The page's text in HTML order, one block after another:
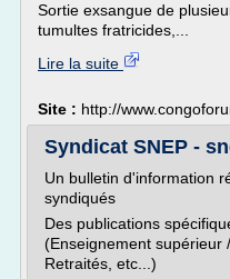
Sortie exsangue de
tumultes fratricides,...
Lire la suite
Site : http://
Syndicat SNEP -
Un bulletin d'information
syndiqués
Des publications
(Enseignement supérieur
Retraités, etc...)